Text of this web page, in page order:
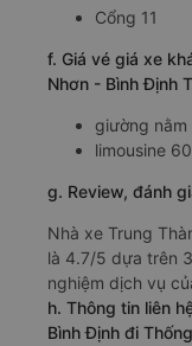
Cổng 11
f. Giá vé giá xe
Nhơn - Bình Định
giường
limousine
g. Review, đánh
Nhà xe Trung
là 4.7/5 dựa trên
nghiệm dịch vụ
h. Thông tin liên
Bình Định đi